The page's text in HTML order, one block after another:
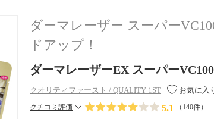
ダーマレーザー スーパー
ドアップ！
ダーマレーザーEX スーパー
クオリティファースト / QUALITY 1ST お気に入
クチコミ評価 5.1 （ 140件）